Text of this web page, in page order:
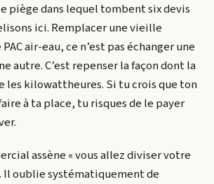
le piège dans lequel tombent six devis
ici. Remplacer une vieille
air-eau, ce n’est pas échanger une
autre. C’est repenser la façon dont la
les kilowattheures. Si tu crois que ton
à ta place, tu risques de le payer
assène « vous allez diviser votre
Il oublie systématiquement de